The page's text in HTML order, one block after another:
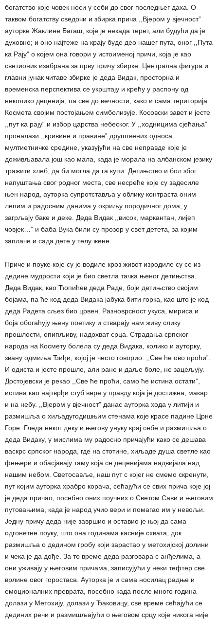
богатство које човек носи у себи до свог последњег даха. О
таквом богатству сведочи и збирка прича ,,Вјером у вјечностˮ
ауторке Жаклине Багаш, које је некада терет, али будући да је
духовно; и оно најтеже на крају буде део нашег пута, оног ,,Пута
ка Рајуˮ о којем она говори у истоименој причи, која је као
светионик изабрана за прву причу збирке. Централна фигура и
главни јунак читаве збирке је деда Видак, просторна и
временска перспектива се укрштају и крећу у распону од
неколико деценија, па све до вечности, како и сама територија
Космета својим постојањем симболизује. Косовски завет и јесте
,,пут ка рају“ и избор царства небеског. У ,,ходницима сјећањаˮ
проналази ,,кривине и правинеˮ друштвених односа
мултиетничке средине, указујући на све неправде које је
доживљавала још као мала, када је морала на албанском језику
тражити хлеб, да би могла да га купи. Детињство и бол због
напуштања свог родног места, све несреће које су задесиле
њен нарoд, ауторка супротставља у облику контраста оним
лепим и радосним данима у окриљу породичног дома, у
загрљају баке и деке. Деда Видак ,,висок, маркантан, лијеп
човјек…ˮ и баба Вука били су прозор у свет детета, за којим
заплаче и сада дете у телу жене.
Приче и поуке које су је водиле кроз живот изродиле су се из
дедине мудрости који је био светла тачка њеног детињства.
Деда Видак, као Ћопићев деда Раде, боји детињство својим
бојама, па ће код деда Видака јабука бити горка, као што је код
деда Радета сљез био црвен. Разноврсност укуса, мириса и
боја обогаћују њену поетику и стварају нам живу слику
прошлости, опипљиву, надохват срца. Страдања српског
народа на Космету болела су деда Видака, колико и ауторку,
звану одмиља Ђиђи, којој је често говорио: ,,Све ће ово проћиˮ.
И одиста и јесте прошло, али ране и даље боле, не зацељују.
Достојевски је рекао ,,Све ће проћи, само ће истина остатиˮ,
истина као најтврђи стуб вере у правду која је достижна, макар
и на небу. ,,Вјером у вјечностˮ данас ауторка хода у литији и
размишља о хиљадугодишњим стенама које красе падине Црне
Горе. Гледа неког деку и његову унуку крај себе и размишља о
деда Видаку, у мислима му радосно причајући како се дешава
васкрс српског народа, где на стотине, хиљаде душа светле као
фењери и обасјавају таму која се деценијама надвијала над
нашим небом. Светосавље, наш пут с којег не смемо скренути,
пут којим ауторка храбро корача, сећајући се свих прича које јој
је деда причао, посебно оних поучних о Светом Сави и његовим
путовањима, када је народ учио вери и помагао им у невољи.
Једну причу деда није завршио и оставио је њој да сама
одгонетне поуку, што она годинама касније схвата, док
размишља о дедином гробу који зарастао у метохијској долини
и чека је да дође. За то време деда разговара с анђелима, а
они уживају у његовим причама, записујући у неки тефтер све
врлине овог горостаса. Ауторка је и сама носилац радње и
емоционалних преврата, посебно када после много година
долази у Метохију, долази у Ђаковицу, све време сећајући се
дединих речи и размишљајући о његовом срцу које никога није